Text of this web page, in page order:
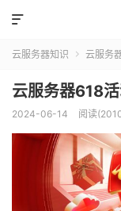

云服务器知识  云服务
云服务器618
2024-06-14 阅读